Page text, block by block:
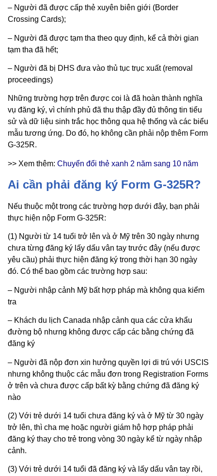
– Người đã được cấp thẻ xuyên biên giới (Border
Crossing Cards);
– Người đã được tạm tha theo quy định, kể cả thời gian
tạm tha đã hết;
– Người đã bị DHS đưa vào thủ tục trục xuất (removal
proceedings)
Những trường hợp trên được coi là đã hoàn thành nghĩa
vụ đăng ký, vì chính phủ đã thu thập đầy đủ thông tin tiểu
sử và dữ liệu sinh trắc học thông qua hệ thống và các biểu
mẫu tương ứng. Do đó, họ không cần phải nộp thêm Form
G-325R.
>> Xem thêm: Chuyển đổi thẻ xanh 2 năm sang 10 năm
Ai cần phải đăng ký Form G-325R?
Nếu thuộc một trong các trường hợp dưới đây, bạn phải
thực hiện nộp Form G-325R:
(1) Người từ 14 tuổi trở lên và ở Mỹ trên 30 ngày nhưng
chưa từng đăng ký lấy dấu vân tay trước đây (nếu được
yêu cầu) phải thực hiện đăng ký trong thời hạn 30 ngày
đó. Có thể bao gồm các trường hợp sau:
– Người nhập cảnh Mỹ bất hợp pháp mà không qua kiểm
tra
– Khách du lịch Canada nhập cảnh qua các cửa khẩu
đường bộ nhưng không được cấp các bằng chứng đã
đăng ký
– Người đã nộp đơn xin hưởng quyền lợi di trú với USCIS
nhưng không thuộc các mẫu đơn trong Registration Forms
ở trên và chưa được cấp bất kỳ bằng chứng đã đăng ký
nào
(2) Với trẻ dưới 14 tuổi chưa đăng ký và ở Mỹ từ 30 ngày
trở lên, thì cha mẹ hoặc người giám hộ hợp pháp phải
đăng ký thay cho trẻ trong vòng 30 ngày kể từ ngày nhập
cảnh.
(3) Với trẻ dưới 14 tuổi đã đăng ký và lấy dấu vân tay rồi,